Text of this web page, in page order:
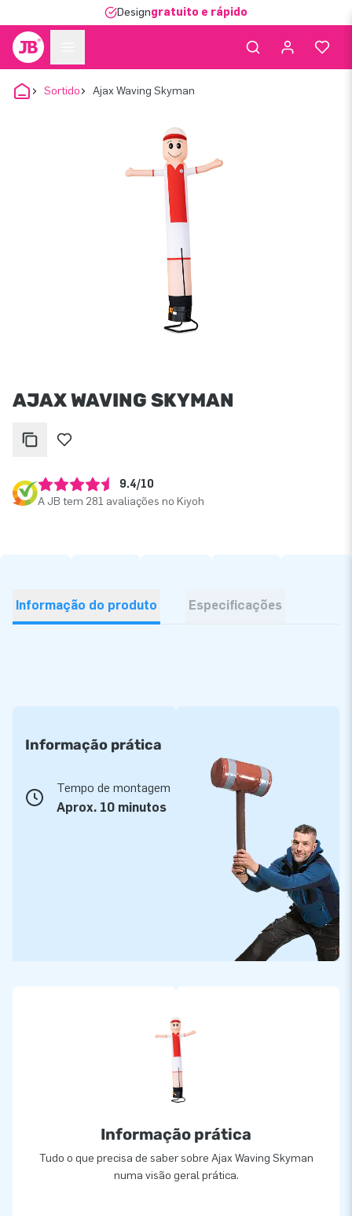
Designgratuito e rápido
Sortido Ajax Waving Skyman
AJAX WAVING SKYMAN
9.4/10
A JB tem 281 avaliações no Kiyoh
Informação do produto Especificações
Informação prática
Tempo de montagem
Aprox. 10 minutos
Informação prática
Tudo o que precisa de saber sobre Ajax Waving Skyman
numa visão geral prática.